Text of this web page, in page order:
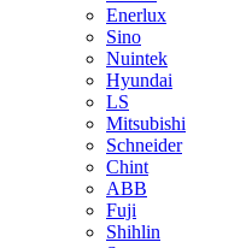
Enerlux
Sino
Nuintek
Hyundai
LS
Mitsubishi
Schneider
Chint
ABB
Fuji
Shihlin